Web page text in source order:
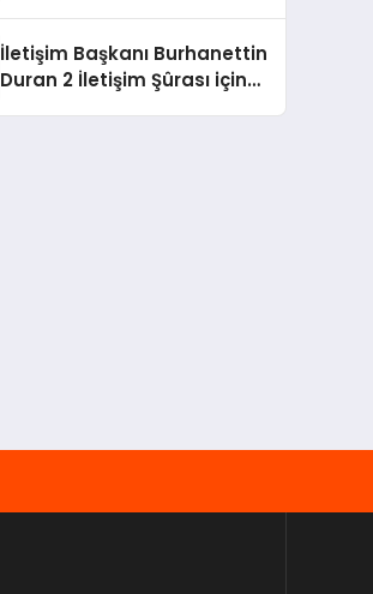
İletişim Başkanı Burhanettin
Duran 2 İletişim Şûrası için